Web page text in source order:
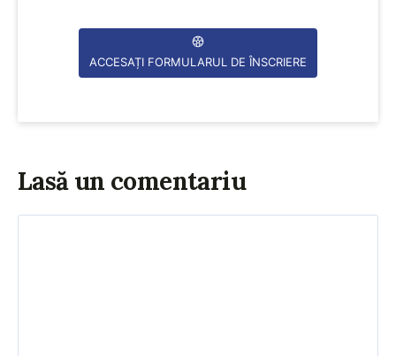
ACCESAȚI FORMULARUL DE ÎNSCRIERE
Lasă un comentariu